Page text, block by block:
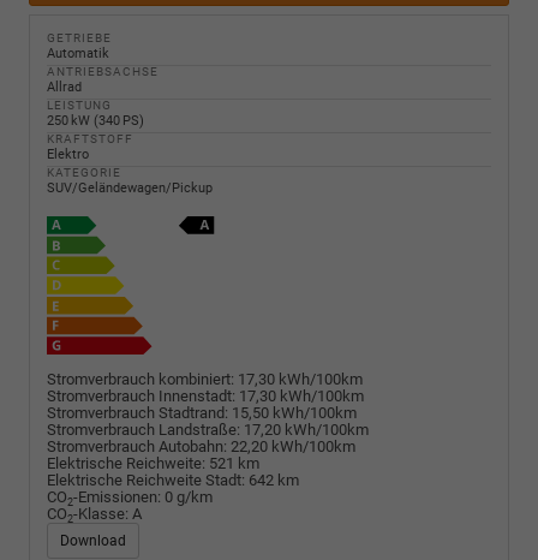
GETRIEBE
Automatik
ANTRIEBSACHSE
Allrad
LEISTUNG
250 kW (340 PS)
KRAFTSTOFF
Elektro
KATEGORIE
SUV/Geländewagen/Pickup
Stromverbrauch kombiniert: 17,30 kWh/100km
Stromverbrauch Innenstadt: 17,30 kWh/100km
Stromverbrauch Stadtrand: 15,50 kWh/100km
Stromverbrauch Landstraße: 17,20 kWh/100km
Stromverbrauch Autobahn: 22,20 kWh/100km
Elektrische Reichweite: 521 km
Elektrische Reichweite Stadt: 642 km
CO2-Emissionen: 0 g/km
CO2-Klasse: A
Download